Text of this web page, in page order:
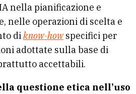
nella pianificazione e
nelle operazioni di scelta e
diknow-howspecifici per
adottate sulla base di
accettabili.
questione etica nell’uso